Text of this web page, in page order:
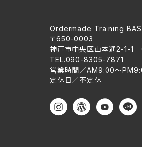
Ordermade Training
〒650-0003
神戸市中央区山本通2-1-1
TEL.090-8305-7871
営業時間／AM9:00〜
定休日／不定休